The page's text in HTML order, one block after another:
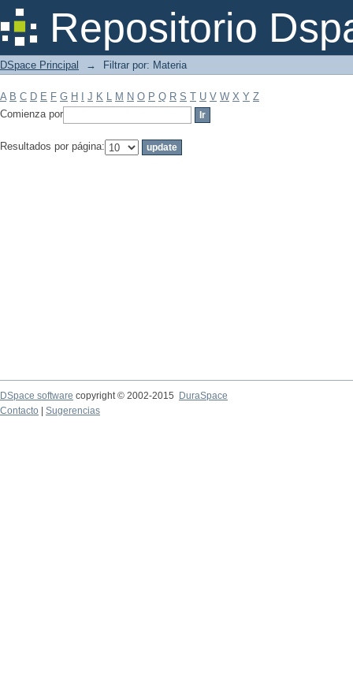
Repositorio
Filtrar por: Materia
DSpace Principal → Filtrar por: Materia
A B C D E F G H J K L M N O P Q R S T U V W X Y Z
Comienza por
Resultados por página:
DSpace software copyright © 2002-2015
DuraSpace
Contacto
Sugerencias